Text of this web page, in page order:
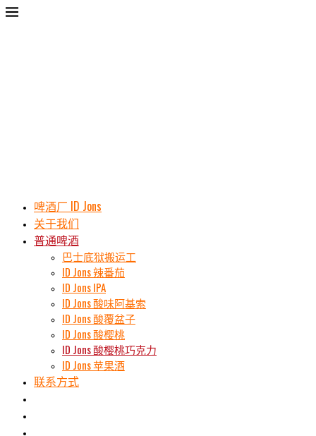
啤酒厂 ID Jons
关于我们
普通啤酒
巴士底狱搬运工
ID Jons 辣番茄
ID Jons IPA
ID Jons 酸味阿基索
ID Jons 酸覆盆子
ID Jons 酸樱桃
ID Jons 酸樱桃巧克力
ID Jons 苹果酒
联系方式